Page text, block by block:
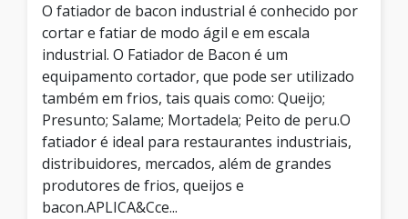
O fatiador de bacon industrial é conhecido por
cortar e fatiar de modo ágil e em escala
industrial. O Fatiador de Bacon é um
equipamento cortador, que pode ser utilizado
também em frios, tais quais como: Queijo;
Presunto; Salame; Mortadela; Peito de peru.O
fatiador é ideal para restaurantes industriais,
distribuidores, mercados, além de grandes
produtores de frios, queijos e
bacon.APLICA&Cce...